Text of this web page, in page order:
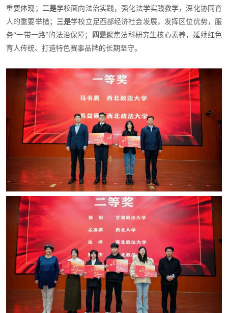
重要体现； 二是学校面向法治实践，强化法学实践教学，深化协同育
人的重要举措； 三是学校立足西部经济社会发展，发挥区位优势，服
务“一带一路”的法治保障；
四是聚焦法科研究生核心素养，延续红色
育人传统、打造特色赛事品牌的长期坚守。